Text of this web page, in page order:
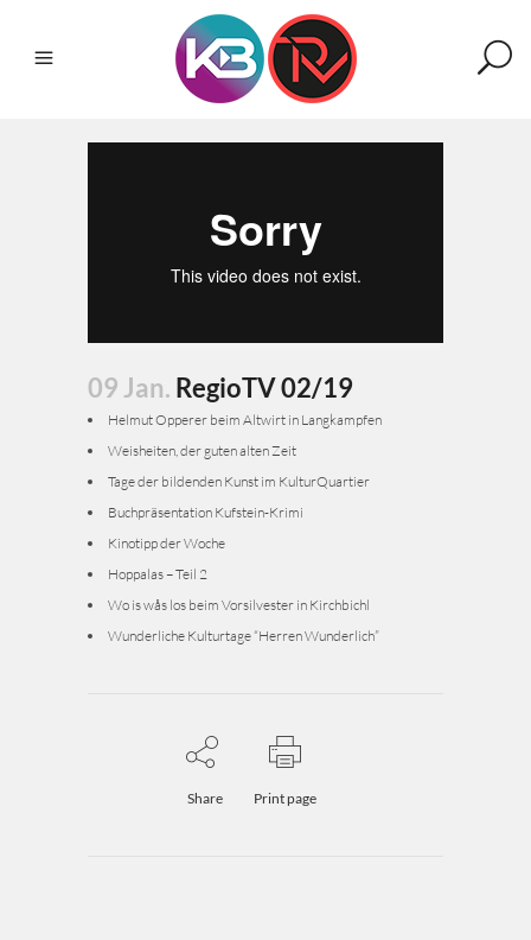
09 Jan. RegioTV 02/19
Helmut Opperer beim Altwirt in Langkampfen
Weisheiten, der guten alten Zeit
Tage der bildenden Kunst im KulturQuartier
Buchpräsentation Kufstein-Krimi
Kinotipp der Woche
Hoppalas – Teil 2
Wo is wås los beim Vorsilvester in Kirchbichl
Wunderliche Kulturtage “Herren Wunderlich”
Share Print page